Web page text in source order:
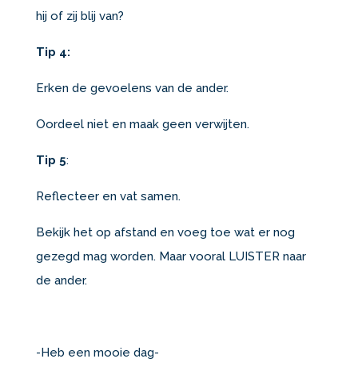
hij of zij blij van?
Tip 4:
Erken de gevoelens van de ander.
Oordeel niet en maak geen verwijten.
Tip 5:
Reflecteer en vat samen.
Bekijk het op afstand en voeg toe wat er nog
gezegd mag worden. Maar vooral LUISTER naar
de ander.
-Heb een mooie dag-